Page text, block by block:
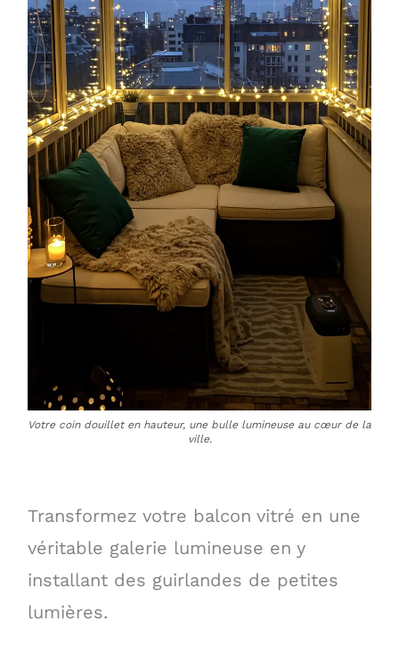
Votre coin douillet en hauteur, une bulle lumineuse au cœur de la
ville.
Transformez votre balcon vitré en une
véritable galerie lumineuse en y
installant des guirlandes de petites
lumières.